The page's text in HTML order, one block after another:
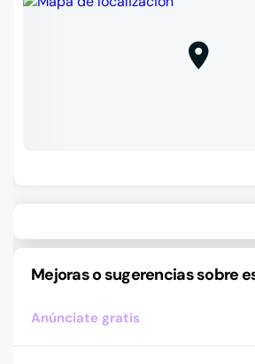
Mejoras o sugerencias sobre
Anúnciate gratis